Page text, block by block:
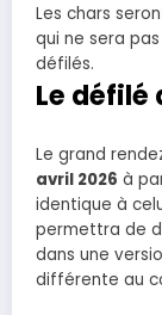
Les chars
qui ne sera
défilés.
Le défilé
Le grand
avril 2026 à
identique à
permettra de
dans une
différente au